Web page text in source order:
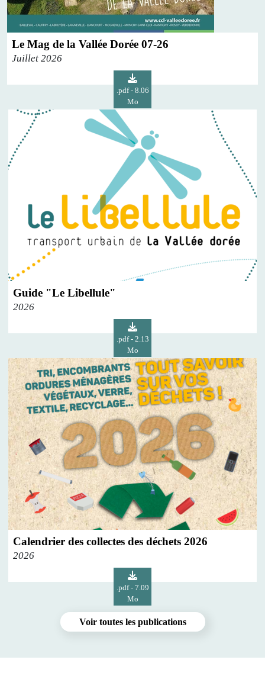
Le Mag de la Vallée Dorée 07-26
Juillet 2026
.pdf - 8.06
Mo
Guide "Le Libellule"
2026
.pdf - 2.13
Mo
Calendrier des collectes des déchets 2026
2026
.pdf - 7.09
Mo
Voir toutes les publications